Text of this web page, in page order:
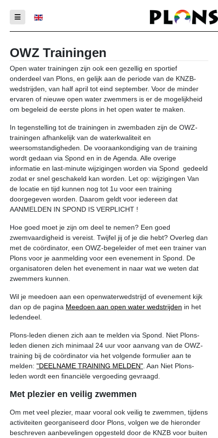
Selecteer de taal
OWZ Trainingen
Open water trainingen zijn ook een gezellig en sportief
onderdeel van Plons, en gelijk aan de periode van de KNZB-
wedstrijden, van half april tot eind september. Voor de minder
ervaren of nieuwe open water zwemmers is er de mogelijkheid
om begeleid de eerste plons in het open water te maken.
In tegenstelling tot de trainingen in zwembaden zijn de OWZ-
trainingen afhankelijk van de waterkwaliteit en
weersomstandigheden. De vooraankondiging van de training
wordt gedaan via Spond en in de Agenda. Alle overige
informatie en last-minute wijzigingen worden via Spond gedeeld
zodat er snel geschakeld kan worden. Let op: wijzigingen Van
de locatie en tijd kunnen nog tot 1u voor een training
doorgegeven worden. Daarom geldt voor iedereen dat
AANMELDEN IN SPOND IS VERPLICHT !
Hoe goed moet je zijn om deel te nemen? Een goed
zwemvaardigheid is vereist. Twijfel jij of je die hebt? Overleg dan
met de coördinator, een OWZ-begeleider of met een trainer van
Plons voor je aanmelding voor een evenement in Spond. De
organisatoren delen het evenement in naar wat we weten dat
zwemmers kunnen.
Wil je meedoen aan een openwaterwedstrijd of evenement kijk
dan op de pagina Meedoen aan open water wedstrijden in het
ledendeel.
Plons-leden dienen zich aan te melden via Spond. Niet Plons-
leden dienen zich minimaal 24 uur voor aanvang van de OWZ-
training bij de coördinator via het volgende formulier aan te
melden: "DEELNAME TRAINING MELDEN" . Aan Niet Plons-
leden wordt een financiële vergoeding gevraagd.
Met plezier en veilig zwemmen
Om met veel plezier, maar vooral ook veilig te zwemmen, tijdens
activiteiten georganiseerd door Plons, volgen we de hieronder
beschreven aanbevelingen opgesteld door de KNZB voor buiten